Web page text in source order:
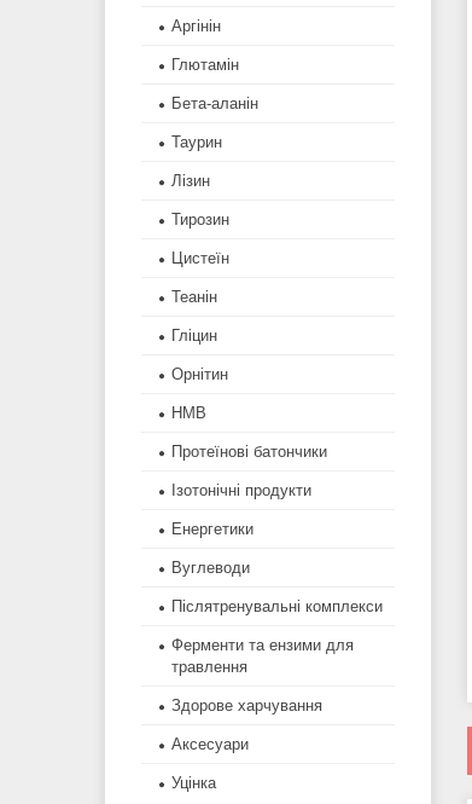
Аргінін
Глютамін
Бета-аланін
Таурин
Лізин
Тирозин
Цистеїн
Теанін
Гліцин
Орнітин
HMB
Протеїнові батончики
Ізотонічні продукти
Енергетики
Вуглеводи
Післятренувальні комплекси
Ферменти та ензими для
травлення
Здорове харчування
Аксесуари
Уцінка